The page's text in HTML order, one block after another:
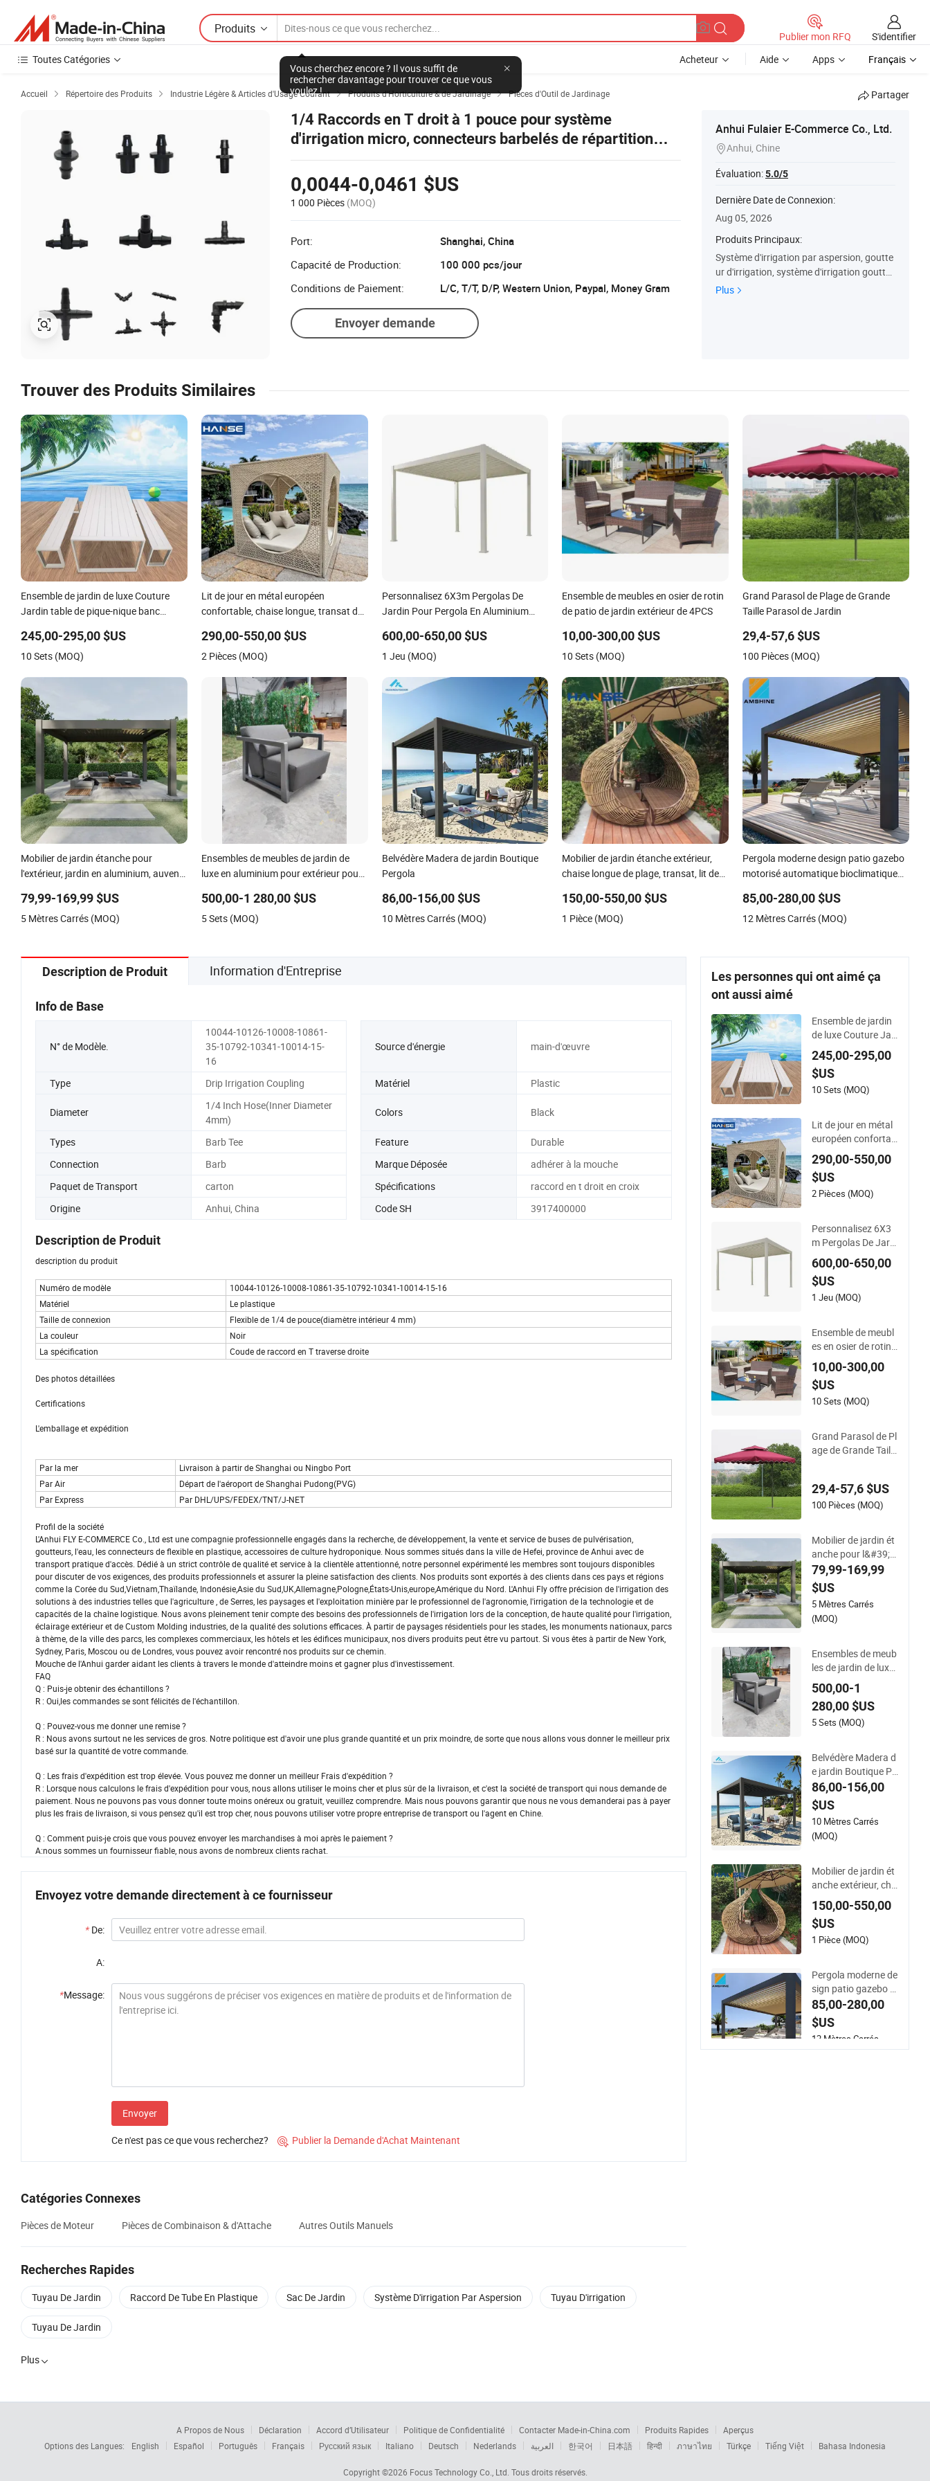
Produits
Vous cherchez encore ? Il vous suffit de
rechercher davantage pour trouver ce que vous
voulez !
Publier mon RFQ
S'identifier
Toutes Catégories
Acheteur Aide Apps Français
Accueil  Répertoire des Produits  Industrie Légère & Articles d'Usage Courant  Produits d'Horticulture & de Jardinage  Pièces d'Outil de Jardinage Partager
1/4 Raccords en T droit à 1 pouce pour système
d'irrigation micro, connecteurs barbelés de répartition
pour 4mm tuyau d'eau
0,0044-0,0461 $US
1 000 Pièces (MOQ)
Port:
Shanghai, China
Capacité de Production:
100 000 pcs/jour
Conditions de Paiement:
L/C, T/T, D/P, Western Union, Paypal, Money Gram
Envoyer demande
Anhui Fulaier E-Commerce Co., Ltd.
Anhui, Chine
Évaluation:5.0/5
Dernière Date de Connexion:
Aug 05, 2026
Produits Principaux:
Système d'irrigation par aspersion, goutte
ur d'irrigation, système d'irrigation goutte
à goutte, buse de brumisation, filtre d'irrig
Plus
Trouver des Produits Similaires
Ensemble de jardin de luxe Couture
Jardin table de pique-nique banc
245,00-295,00 $US
10 Sets (MOQ)
Lit de jour en métal européen
confortable, chaise longue, transat de
290,00-550,00 $US
2 Pièces (MOQ)
Personnalisez 6X3m Pergolas De
Jardin Pour Pergola En Aluminium
600,00-650,00 $US
1 Jeu (MOQ)
Ensemble de meubles en osier de rotin
de patio de jardin extérieur de 4PCS
10,00-300,00 $US
10 Sets (MOQ)
Grand Parasol de Plage de Grande
Taille Parasol de Jardin
29,4-57,6 $US
100 Pièces (MOQ)
Mobilier de jardin étanche pour
l'extérieur, jardin en aluminium, auvent
jardin, gazebo bioclimatique à lames
motorisées
79,99-169,99 $US
5 Mètres Carrés (MOQ)
Ensembles de meubles de jardin de
luxe en aluminium pour extérieur pour
500,00-1 280,00 $US
5 Sets (MOQ)
Belvédère Madera de jardin Boutique
Pergola
86,00-156,00 $US
10 Mètres Carrés (MOQ)
Mobilier de jardin étanche extérieur,
chaise longue de plage, transat, lit de
150,00-550,00 $US
1 Pièce (MOQ)
Pergola moderne design patio gazebo
motorisé automatique bioclimatique
mobiles électrique jardin pergola
auvent pour jardin extérieur
85,00-280,00 $US
12 Mètres Carrés (MOQ)
Description de Produit Information d'Entreprise
Info de Base
N° de Modèle.
10044-10126-10008-10861-
35-10792-10341-10014-15-
16
Source d'énergie main-d'œuvre
Type Drip Irrigation Coupling Matériel Plastic
Diameter
1/4 Inch Hose(Inner Diameter
4mm)
Colors Black
Types Barb Tee Feature
Durable
Connection
Barb Marque Déposée
adhérer à la mouche
Paquet de Transport
carton Spécifications
raccord en t droit en croix
Origine
Anhui, China Code SH 3917400000
Description de Produit
description du produit
Numéro de modèle
10044-10126-10008-10861-35-10792-10341-10014-15-16
Matériel
Le plastique
Taille de connexion
Flexible de 1/4 de pouce(diamètre intérieur 4 mm)
La couleur
Noir
La spécification
Coude de raccord en T traverse droite
Des photos détaillées
Certifications
L'emballage et expédition
Par la mer
Livraison à partir de Shanghai ou Ningbo Port
Par Air
Départ de l'aéroport de Shanghai Pudong(PVG)
Par Express
Par DHL/UPS/FEDEX/TNT/J-NET
Profil de la société
L'Anhui FLY E-COMMERCE Co., Ltd est une compagnie professionnelle engagés dans la recherche, de développement, la vente et service de buses de pulvérisation,
goutteurs, l'eau, les connecteurs de flexible en plastique, accessoires de culture hydroponique. Nous sommes situés dans la ville de Hefei, province de Anhui avec de
transport pratique d'accès. Dédié à un strict contrôle de qualité et service à la clientèle attentionné, notre personnel expérimenté les membres sont toujours disponibles
pour discuter de vos exigences, des produits professionnels et assurer la pleine satisfaction des clients. Nos produits sont exportés à des clients dans ces pays et régions
comme la Corée du Sud,Vietnam,Thaïlande, Indonésie,Asie du Sud,UK,Allemagne,Pologne,États-Unis,europe,Amérique du Nord. L'Anhui Fly offre précision de l'irrigation des
solutions à des industries telles que l'agriculture , de Serres, les paysages et l'exploitation minière par le professionnel de l'agronomie, l'irrigation de la technologie et de
capacités de la chaîne logistique. Nous avons pleinement tenir compte des besoins des professionnels de l'irrigation lors de la conception, de haute qualité pour l'irrigation,
éclairage extérieur et de Custom Molding industries, de la qualité des solutions efficaces. À partir de paysages résidentiels pour les stades, les monuments nationaux, parcs
à thème, de la ville des parcs, les complexes commerciaux, les hôtels et les édifices municipaux, nos divers produits peut être vu partout. Si vous êtes à partir de New York,
Sydney, Paris, Moscou ou de Londres, vous pouvez avoir rencontré nos produits sur ce chemin.
Mouche de l'Anhui garder aidant les clients à travers le monde d'atteindre moins et gagner plus d'investissement.
FAQ
Q : Puis-je obtenir des échantillons ?
R : Oui,les commandes se sont félicités de l'échantillon.
Q : Pouvez-vous me donner une remise ?
R : Nous avons surtout ne les services de gros. Notre politique est d'avoir une plus grande quantité et un prix moindre, de sorte que nous allons vous donner le meilleur prix
basé sur la quantité de votre commande.
Q : Les frais d'expédition est trop élevée. Vous pouvez me donner un meilleur Frais d'expédition ?
R : Lorsque nous calculons le frais d'expédition pour vous, nous allons utiliser le moins cher et plus sûr de la livraison, et c'est la société de transport qui nous demande de
paiement. Nous ne pouvons pas vous donner toute moins onéreux ou gratuit, veuillez comprendre. Mais nous pouvons garantir que nous ne vous demanderai pas à payer
plus les frais de livraison, si vous pensez qu'il est trop cher, nous pouvons utiliser votre propre entreprise de transport ou l'agent en Chine.
Q : Comment puis-je crois que vous pouvez envoyer les marchandises à moi après le paiement ?
A:nous sommes un fournisseur fiable, nous avons de nombreux clients rachat.
Envoyez votre demande directement à ce fournisseur
* De:
A:
*Message:
Envoyer
Ce n'est pas ce que vous recherchez?  Publier la Demande d'Achat Maintenant
Catégories Connexes
Pièces de Moteur Pièces de Combinaison & d'Attache Autres Outils Manuels
Recherches Rapides
Tuyau De Jardin Raccord De Tube En Plastique Sac De Jardin Système D'irrigation Par Aspersion Tuyau D'irrigation
Tuyau De Jardin
Plus
Les personnes qui ont aimé ça
ont aussi aimé
Ensemble de jardin
de luxe Couture Jar
din table de pique-ni
que banc chaise
245,00-295,00
$US
10 Sets (MOQ)
Lit de jour en métal
européen confortab
le, chaise longue, tra
nsat de jardin
290,00-550,00
$US
2 Pièces (MOQ)
Personnalisez 6X3
m Pergolas De Jardi
n Pour Pergola En A
luminium Manuel
600,00-650,00
$US
1 Jeu (MOQ)
Ensemble de meubl
es en osier de rotin
de patio de jardin ex
térieur de 4PCS
10,00-300,00
$US
10 Sets (MOQ)
Grand Parasol de Pl
age de Grande Taille
29,4-57,6 $US
100 Pièces (MOQ)
Mobilier de jardin ét
anche pour l&#39;e
xtérieur, jardin en al
uminium, auvent pli
ant à toit coulissan
t, pergola de jardin,
gazebo bioclimatiqu
s
79,99-169,99
$US
5 Mètres Carrés
(MOQ)
Ensembles de meub
les de jardin de luxe
en aluminium pour e
xtérieur pour jardin
500,00-1
280,00 $US
5 Sets (MOQ)
Belvédère Madera d
e jardin Boutique Pe
rgola
86,00-156,00
$US
10 Mètres Carrés
(MOQ)
Mobilier de jardin ét
anche extérieur, cha
ise longue de plage,
transat, lit de jour e
n rotin
150,00-550,00
$US
1 Pièce (MOQ)
Pergola moderne de
sign patio gazebo m
otorisé automatiqu
e bioclimatique en al
uminium avec toit à
85,00-280,00
$US
12 Mètres Carrés
(MOQ)
A Propos de Nous Déclaration Accord d’Utilisateur Politique de Confidentialité Contacter Made-in-China.com Produits Rapides
Aperçus
Options des Langues:
English Español Português Français Русский язык Italiano Deutsch Nederlands العربية 한국어 日本語 हिन्दी ภาษาไทย Türkçe Tiếng Việt Bahasa Indonesia
Copyright ©2026 Focus Technology Co., Ltd. Tous droits réservés.